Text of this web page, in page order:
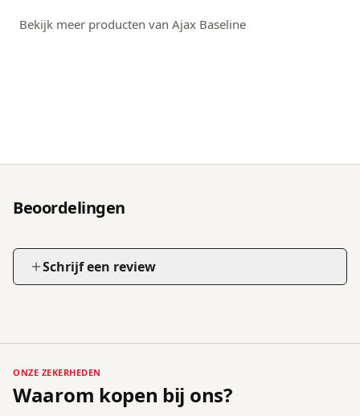
Bekijk meer producten van Ajax Baseline
Beoordelingen
Schrijf een review
ONZE ZEKERHEDEN
Waarom kopen bij ons?